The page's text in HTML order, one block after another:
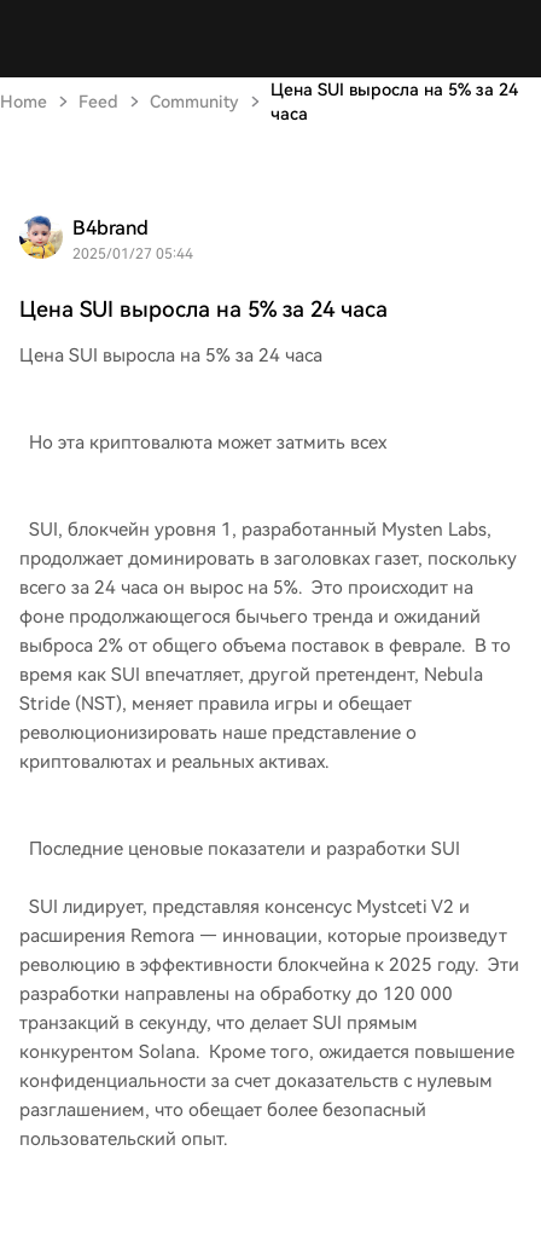
Home Feed Community
Цена SUI выросла на 5% за 24
часа
B4brand
2025/01/27 05:44
Цена SUI выросла на 5% за 24 часа
Цена SUI выросла на 5% за 24 часа
Но эта криптовалюта может затмить всех
SUI, блокчейн уровня 1, разработанный Mysten Labs,
продолжает доминировать в заголовках газет, поскольку
всего за 24 часа он вырос на 5%. Это происходит на
фоне продолжающегося бычьего тренда и ожиданий
выброса 2% от общего объема поставок в феврале. В то
время как SUI впечатляет, другой претендент, Nebula
Stride (NST), меняет правила игры и обещает
революционизировать наше представление о
криптовалютах и ​​реальных активах.
Последние ценовые показатели и разработки SUI
SUI лидирует, представляя консенсус Mystceti V2 и
расширения Remora — инновации, которые произведут
революцию в эффективности блокчейна к 2025 году. Эти
разработки направлены на обработку до 120 000
транзакций в секунду, что делает SUI прямым
конкурентом Solana. Кроме того, ожидается повышение
конфиденциальности за счет доказательств с нулевым
разглашением, что обещает более безопасный
пользовательский опыт.